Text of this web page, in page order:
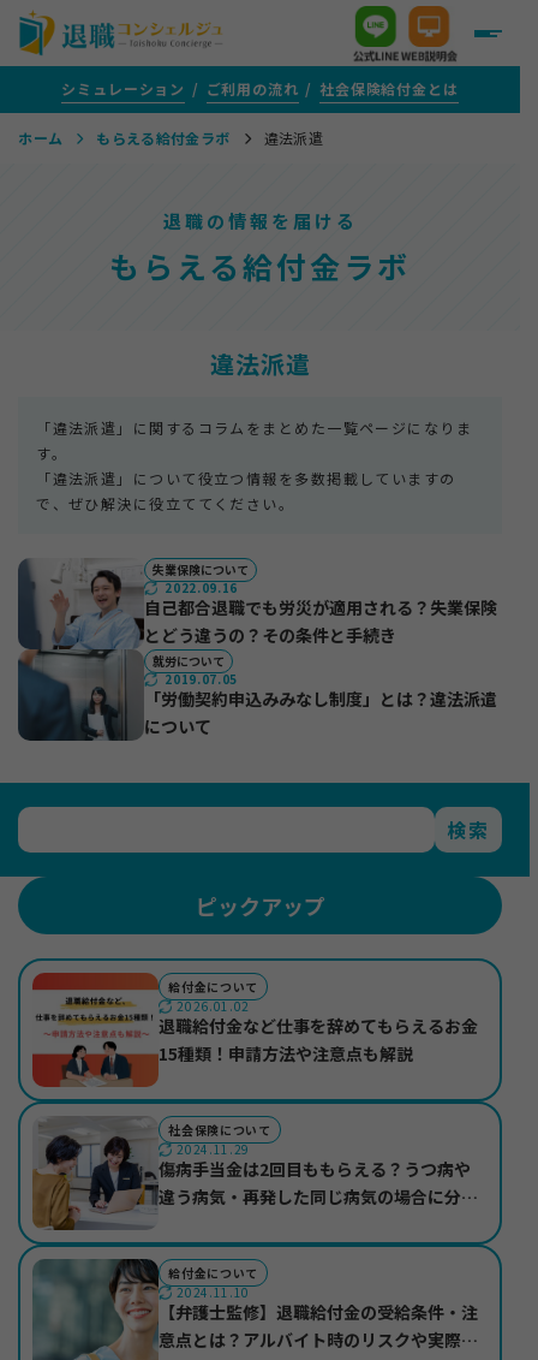
給付金がもらえる転職支援を活用する方
1年以上ご通院を続けている方
法人ご担当者・インフルエンサーの方
もらえる給付金ラボ
退職コンシェルジュについて ＋
お知らせ
サイトマップ
プライバシーポリシー
個人情報の取り扱いについて
シミュレーション ご利用の流れ 社会保険給付金とは
ホーム もらえる給付金ラボ 違法派遣
退職の情報を届ける
もらえる給付金ラボ
違法派遣
「違法派遣」に関するコラムをまとめた一覧ページになりま
す。
「違法派遣」について役立つ情報を多数掲載していますの
で、ぜひ解決に役立ててください。
失業保険について
2022.09.16
自己都合退職でも労災が適用される？失業保険
とどう違うの？その条件と手続き
就労について
2019.07.05
「労働契約申込みみなし制度」とは？違法派遣
について
検索
ピックアップ
給付金について
2026.01.02
退職給付金など仕事を辞めてもらえるお金
15種類！申請方法や注意点も解説
社会保険について
2024.11.29
傷病手当金は2回目ももらえる？うつ病や
違う病気・再発した同じ病気の場合に分け
給付金について
2024.11.10
【弁護士監修】退職給付金の受給条件・注
意点とは？アルバイト時のリスクや実際の